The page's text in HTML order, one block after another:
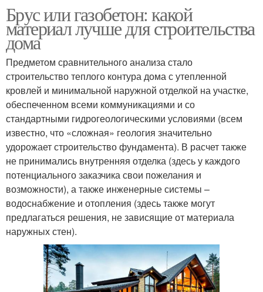
Брус или газобетон: какой
материал лучше для строительства
дома
Предметом сравнительного анализа стало
строительство теплого контура дома с утепленной
кровлей и минимальной наружной отделкой на участке,
обеспеченном всеми коммуникациями и со
стандартными гидрогеологическими условиями (всем
известно, что «сложная» геология значительно
удорожает строительство фундамента). В расчет также
не принимались внутренняя отделка (здесь у каждого
потенциального заказчика свои пожелания и
возможности), а также инженерные системы –
водоснабжение и отопления (здесь также могут
предлагаться решения, не зависящие от материала
наружных стен).